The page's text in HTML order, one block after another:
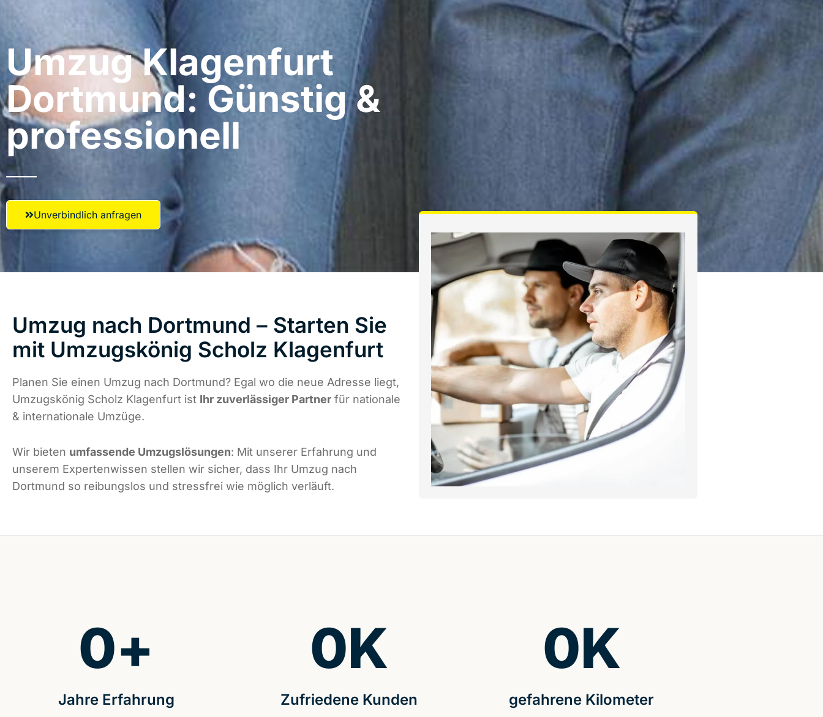
Umzug Klagenfurt​
Dortmund: Günstig &
professionell​
Unverbindlich anfragen
Umzug nach Dortmund – Starten Sie
mit Umzugskönig Scholz Klagenfurt
Planen Sie einen Umzug nach Dortmund? Egal wo die neue Adresse liegt,
Umzugskönig Scholz Klagenfurt ist Ihr zuverlässiger Partner für nationale
& internationale Umzüge.
Wir bieten umfassende Umzugslösungen: Mit unserer Erfahrung und
unserem Expertenwissen stellen wir sicher, dass Ihr Umzug nach
Dortmund so reibungslos und stressfrei wie möglich verläuft.
Jahre Erfahrung
0+
Zufriedene Kunden
0K
gefahrene Kilometer
0K